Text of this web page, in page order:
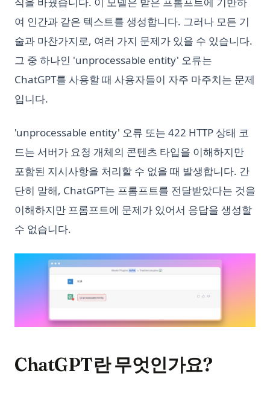
여 인간과 같은 텍스트를 생성합니다. 그러나 모든 기
술과 마찬가지로, 여러 가지 문제가 있을 수 있습니다.
그 중 하나인 'unprocessable entity' 오류는
ChatGPT를 사용할 때 사용자들이 자주 마주치는 문제
입니다.
'unprocessable entity' 오류 또는 422 HTTP 상태 코
드는 서버가 요청 개체의 콘텐츠 타입을 이해하지만
포함된 지시사항을 처리할 수 없을 때 발생합니다. 간
단히 말해, ChatGPT는 프롬프트를 전달받았다는 것을
이해하지만 프롬프트에 문제가 있어서 응답을 생성할
수 없습니다.
ChatGPT란 무엇인가요?